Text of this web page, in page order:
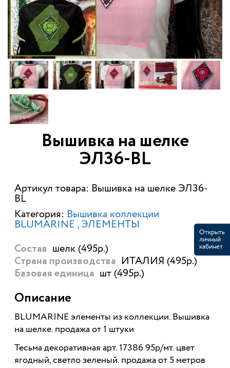
Вышивка на шелке
ЭЛ36-BL
Артикул товара: Вышивка на шелке ЭЛ36-
BL
Категория: Вышивка коллекции
BLUMARINE ЭЛЕМЕНТЫ
Состав шелк (495р.)
Страна производства ИТАЛИЯ (495р.)
Базовая единица шт (495р.)
Описание
BLUMARINE элементы из коллекции. Вышивка
на шелке. продажа от 1 штуки
Тесьма декоративная арт. 17386 95р/мт. цвет
ягодный, светло зеленый. продажа от 5 метров
Открыть
личный
кабинет